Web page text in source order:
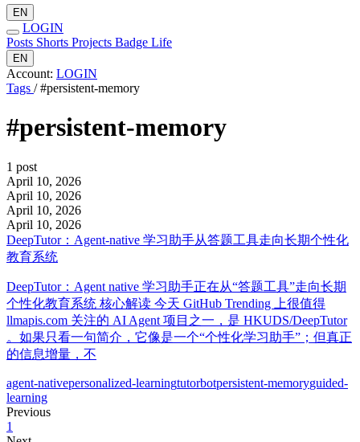
EN
LOGIN
Posts Shorts Projects Badge Life
EN
Account: LOGIN
Tags / #persistent-memory
#persistent-memory
1 post
April 10, 2026
April 10, 2026
April 10, 2026
April 10, 2026
DeepTutor：Agent-native 学习助手从答题工具走向长期个性化
教育系统
DeepTutor：Agent native 学习助手正在从“答题工具”走向长期
个性化教育系统 核心解读 今天 GitHub Trending 上很值得
llmapis.com 关注的 AI Agent 项目之一，是 HKUDS/DeepTutor
。如果只看一句简介，它像是一个“个性化学习助手”；但真正
的信息增量，不
agent-nativepersonalized-learningtutorbotpersistent-memoryguided-
learning
Previous
1